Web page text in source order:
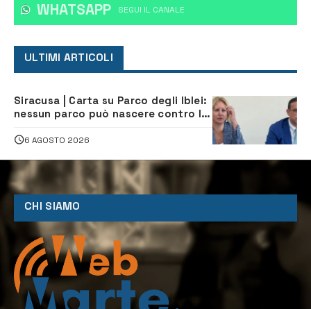
WHATSAPP ‎SEGUI IL CANALE
ULTIMI ARTICOLI
Siracusa | Carta su Parco degli Iblei:
nessun parco può nascere contro le
6 AGOSTO 2026
CHI SIAMO